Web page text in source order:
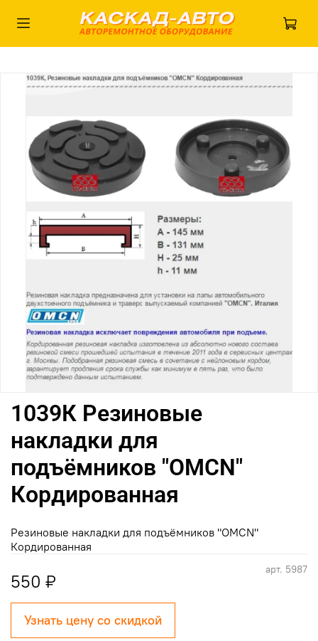
арт. 5987
1039К Резиновые
накладки для
подъёмников "OMCN"
Кордированная
550 ₽
Узнать цену со скидкой
Резиновые накладки для подъёмников "OMCN"
Кордированная